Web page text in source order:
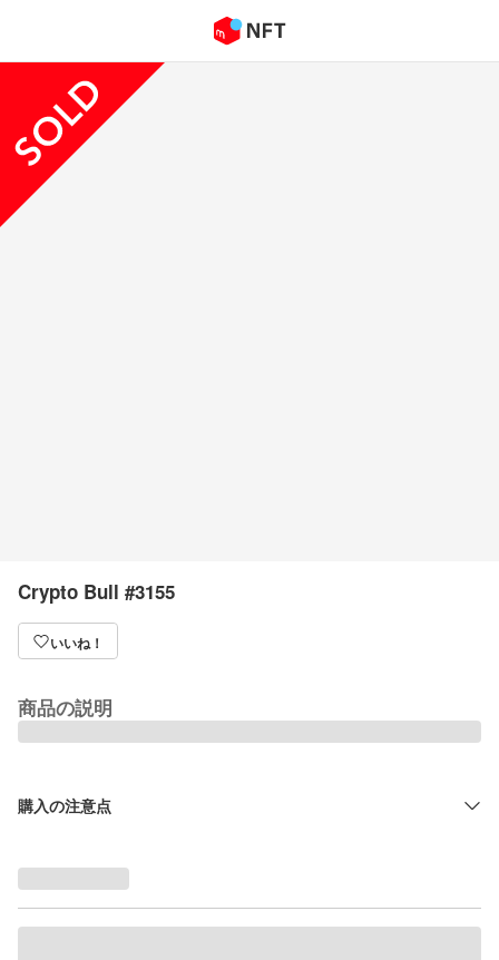
Crypto Bull #3155
いいね！
商品の説明
購入の注意点